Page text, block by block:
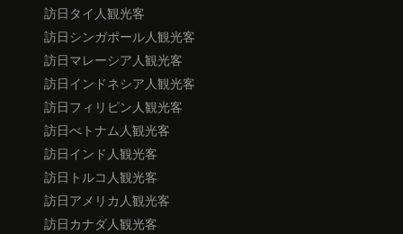
訪日タイ人観光客
訪日シンガポール人観光客
訪日マレーシア人観光客
訪日インドネシア人観光客
訪日フィリピン人観光客
訪日べトナム人観光客
訪日インド人観光客
訪日トルコ人観光客
訪日アメリカ人観光客
訪日カナダ人観光客